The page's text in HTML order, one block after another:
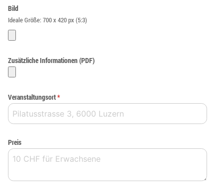
Bild
Ideale Größe: 700 x 420 px (5:3)
Zusätzliche Informationen (PDF)
Veranstaltungsort*
Preis